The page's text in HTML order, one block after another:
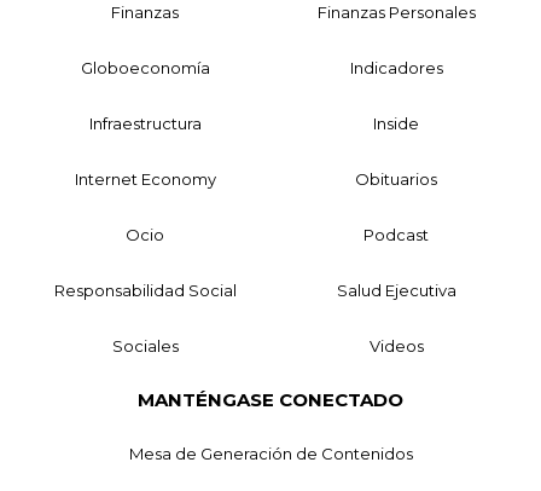
Finanzas Finanzas Personales
Globoeconomía Indicadores
Infraestructura Inside
Internet Economy Obituarios
Ocio Podcast
Responsabilidad Social Salud Ejecutiva
Sociales Videos
MANTÉNGASE CONECTADO
Mesa de Generación de Contenidos